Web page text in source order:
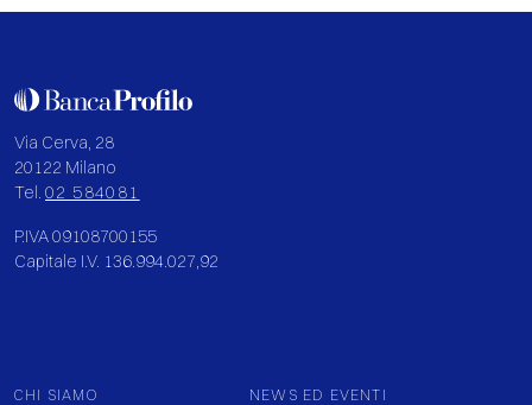
Via Cerva, 28
20122 Milano
Tel. 02 584081
P.IVA 09108700155
Capitale I.V. 136.994.027,92
CHI SIAMO
NEWS ED EVENTI